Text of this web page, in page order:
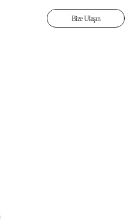
Bize Ulaşın